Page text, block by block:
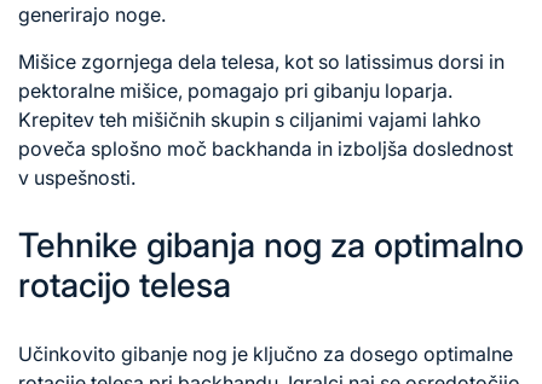
generirajo noge.
Mišice zgornjega dela telesa, kot so latissimus dorsi in
pektoralne mišice, pomagajo pri gibanju loparja.
Krepitev teh mišičnih skupin s ciljanimi vajami lahko
poveča splošno moč backhanda in izboljša doslednost
v uspešnosti.
Tehnike gibanja nog za optimalno
rotacijo telesa
Učinkovito gibanje nog je ključno za dosego optimalne